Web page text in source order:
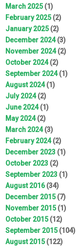
March 2025(1)
February 2025(2)
January 2025(2)
December 2024(3)
November 2024(2)
October 2024(2)
September 2024(1)
August 2024(1)
July 2024(2)
June 2024(1)
May 2024(2)
March 2024(3)
February 2024(2)
December 2023 (1)
October 2023 (2)
September 2023 (1)
August 2016(34)
December 2015(7)
November 2015(1)
October 2015(12)
September 2015(104)
August 2015(122)